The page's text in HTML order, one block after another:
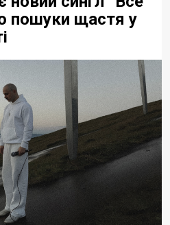
пошуки щастя у